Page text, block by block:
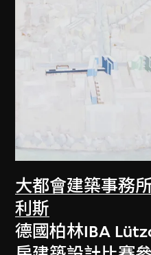
大都會建築事務
利斯
德國柏林IBA